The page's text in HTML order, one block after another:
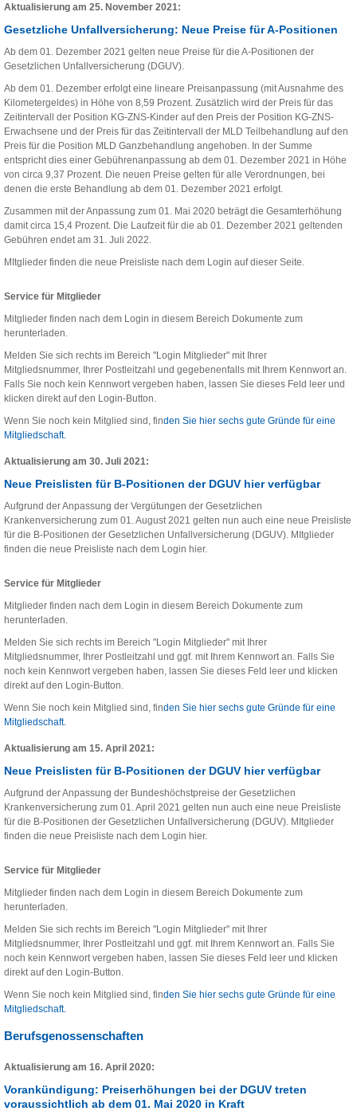
Aktualisierung am 25. November 2021:
Gesetzliche Unfallversicherung: Neue Preise für A-Positionen
Ab dem 01. Dezember 2021 gelten neue Preise für die A-Positionen der
Gesetzlichen Unfallversicherung (DGUV).
Ab dem 01. Dezember erfolgt eine lineare Preisanpassung (mit Ausnahme des
Kilometergeldes) in Höhe von 8,59 Prozent. Zusätzlich wird der Preis für das
Zeitintervall der Position KG-ZNS-Kinder auf den Preis der Position KG-ZNS-
Erwachsene und der Preis für das Zeitintervall der MLD Teilbehandlung auf den
Preis für die Position MLD Ganzbehandlung angehoben. In der Summe
entspricht dies einer Gebührenanpassung ab dem 01. Dezember 2021 in Höhe
von circa 9,37 Prozent. Die neuen Preise gelten für alle Verordnungen, bei
denen die erste Behandlung ab dem 01. Dezember 2021 erfolgt.
Zusammen mit der Anpassung zum 01. Mai 2020 beträgt die Gesamterhöhung
damit circa 15,4 Prozent. Die Laufzeit für die ab 01. Dezember 2021 geltenden
Gebühren endet am 31. Juli 2022.
MItglieder finden die neue Preisliste nach dem Login auf dieser Seite.
Service für Mitglieder
Mitglieder finden nach dem Login in diesem Bereich Dokumente zum
herunterladen.
Melden Sie sich rechts im Bereich "Login Mitglieder" mit Ihrer
Mitgliedsnummer, Ihrer Postleitzahl und gegebenenfalls mit Ihrem Kennwort an.
Falls Sie noch kein Kennwort vergeben haben, lassen Sie dieses Feld leer und
klicken direkt auf den Login-Button.
Wenn Sie noch kein Mitglied sind, finden Sie hier sechs gute Gründe für eine
Mitgliedschaft.
Aktualisierung am 30. Juli 2021:
Neue Preislisten für B-Positionen der DGUV hier verfügbar
Aufgrund der Anpassung der Vergütungen der Gesetzlichen
Krankenversicherung zum 01. August 2021 gelten nun auch eine neue Preisliste
für die B-Positionen der Gesetzlichen Unfallversicherung (DGUV). MItglieder
finden die neue Preisliste nach dem Login hier.
Service für Mitglieder
Mitglieder finden nach dem Login in diesem Bereich Dokumente zum
herunterladen.
Melden Sie sich rechts im Bereich "Login Mitglieder" mit Ihrer
Mitgliedsnummer, Ihrer Postleitzahl und ggf. mit Ihrem Kennwort an. Falls Sie
noch kein Kennwort vergeben haben, lassen Sie dieses Feld leer und klicken
direkt auf den Login-Button.
Wenn Sie noch kein Mitglied sind, finden Sie hier sechs gute Gründe für eine
Mitgliedschaft.
Aktualisierung am 15. April 2021:
Neue Preislisten für B-Positionen der DGUV hier verfügbar
Aufgrund der Anpassung der Bundeshöchstpreise der Gesetzlichen
Krankenversicherung zum 01. April 2021 gelten nun auch eine neue Preisliste
für die B-Positionen der Gesetzlichen Unfallversicherung (DGUV). MItglieder
finden die neue Preisliste nach dem Login hier.
Service für Mitglieder
Mitglieder finden nach dem Login in diesem Bereich Dokumente zum
herunterladen.
Melden Sie sich rechts im Bereich "Login Mitglieder" mit Ihrer
Mitgliedsnummer, Ihrer Postleitzahl und ggf. mit Ihrem Kennwort an. Falls Sie
noch kein Kennwort vergeben haben, lassen Sie dieses Feld leer und klicken
direkt auf den Login-Button.
Wenn Sie noch kein Mitglied sind, finden Sie hier sechs gute Gründe für eine
Mitgliedschaft.
Berufsgenossenschaften
Aktualisierung am 16. April 2020:
Vorankündigung: Preiserhöhungen bei der DGUV treten
voraussichtlich ab dem 01. Mai 2020 in Kraft